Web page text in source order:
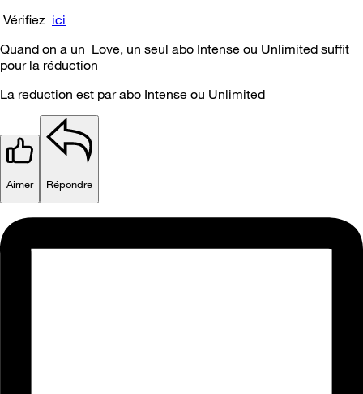
Vérifiez ici
Quand on a un Love, un seul abo Intense ou Unlimited suffit
pour la réduction
La reduction est par abo Intense ou Unlimited
Aimer Répondre